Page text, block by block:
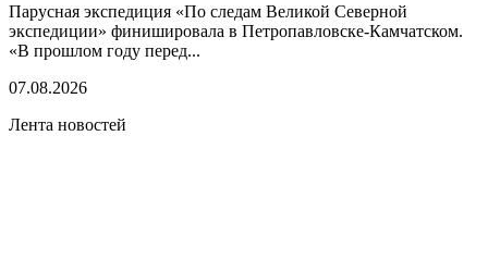
Парусная экспедиция «По следам Великой Северной
экспедиции» финишировала в Петропавловске-Камчатском.
«В прошлом году перед...
07.08.2026
Лента новостей